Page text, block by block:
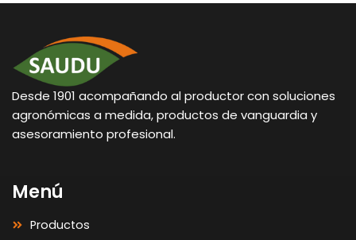
Desde 1901 acompañando al productor con soluciones
agronómicas a medida, productos de vanguardia y
asesoramiento profesional.
Menú
Productos